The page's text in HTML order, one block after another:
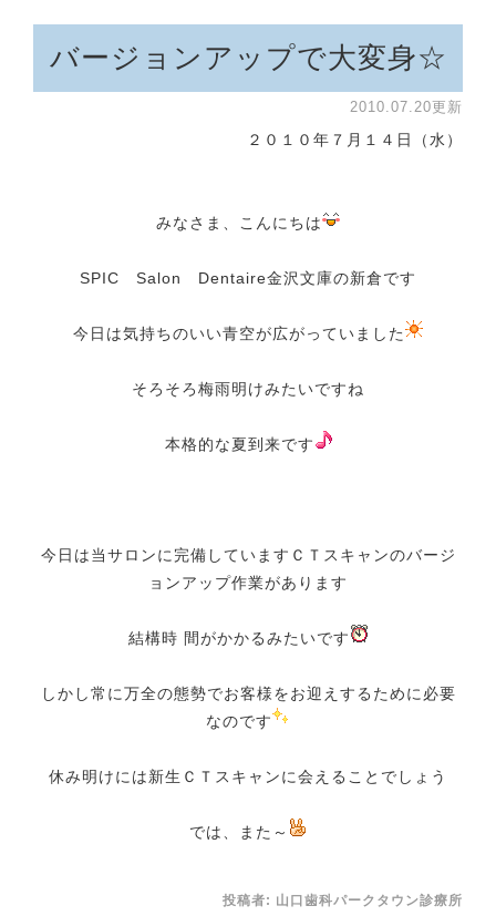
バージョンアップで大変身☆
2010.07.20更新
２０１０年７月１４日（水）
みなさま、こんにちは
SPIC Salon Dentaire金沢文庫の新倉です
今日は気持ちのいい青空が広がっていました
そろそろ梅雨明けみたいですね
本格的な夏到来です
今日は当サロンに完備していますＣＴスキャンのバージ
ョンアップ作業があります
結構時 間がかかるみたいです
しかし常に万全の態勢でお客様をお迎えするために必要
なのです
休み明けには新生ＣＴスキャンに会えることでしょう
では、また～
投稿者: 山口歯科パークタウン診療所